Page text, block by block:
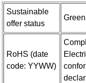
Sustainable
offer status
RoHS (date
code: YYWW)